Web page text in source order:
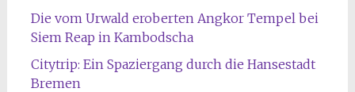
Die vom Urwald eroberten Angkor Tempel bei
Siem Reap in Kambodscha
Citytrip: Ein Spaziergang durch die Hansestadt
Bremen